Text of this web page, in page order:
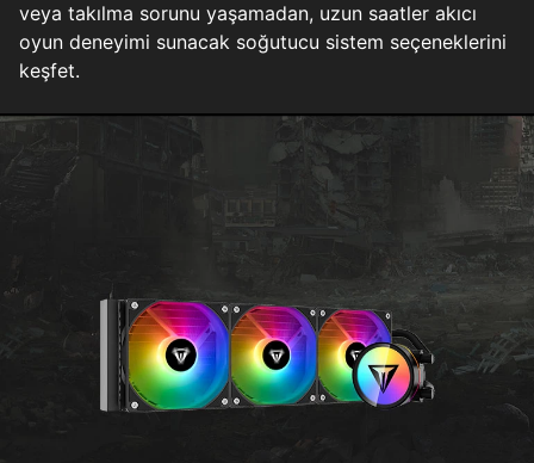
veya takılma sorunu yaşamadan, uzun saatler akıcı
oyun deneyimi sunacak soğutucu sistem seçeneklerini
keşfet.